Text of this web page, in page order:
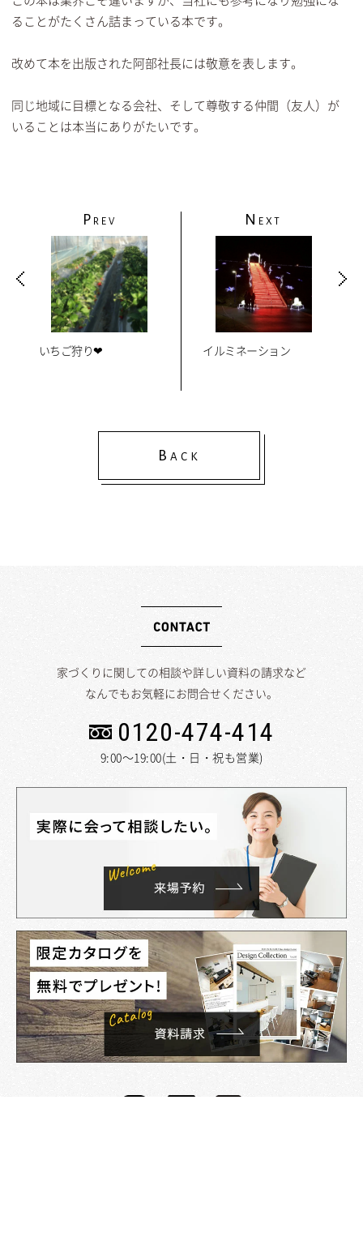
ることがたくさん詰まっている本です。
改めて本を出版された阿部社長には敬意を表します。
同じ地域に目標となる会社、そして尊敬する仲間（友人）が
いることは本当にありがたいです。
P REV
いちご狩り❤ イルミネーション
N EXT
B ACK
家づくりに関しての相談や詳しい資料の請求など
なんでもお気軽にお問合せください。
0120-474-414
9:00～19:00(土・日・祝も営業)